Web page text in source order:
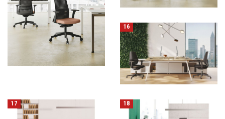
16
17 18